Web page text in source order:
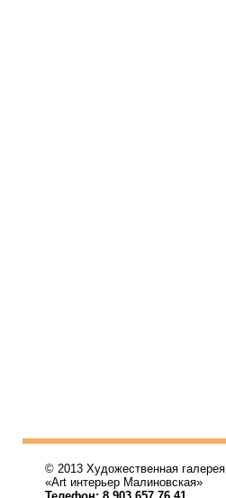
© 2013 Художественная галерея
«Art интерьер Малиновская»